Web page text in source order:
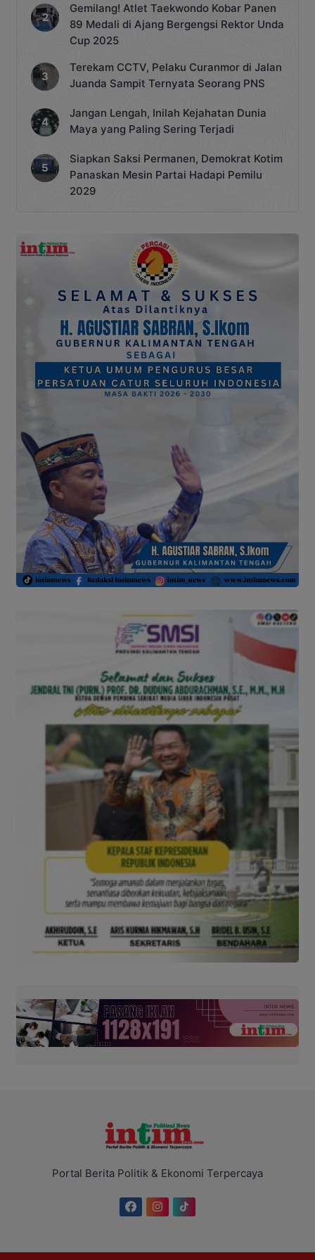
Gemilang! Atlet Taekwondo Kobar Panen
89 Medali di Ajang Bergengsi Rektor Unda
Cup 2025
Terekam CCTV, Pelaku Curanmor di Jalan
Juanda Sampit Ternyata Seorang PNS
Jangan Lengah, Inilah Kejahatan Dunia
Maya yang Paling Sering Terjadi
Siapkan Saksi Permanen, Demokrat Kotim
Panaskan Mesin Partai Hadapi Pemilu
2029
Portal Berita Politik & Ekonomi Terpercaya